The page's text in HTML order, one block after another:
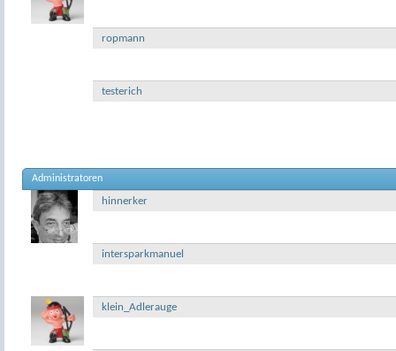
ropmann
testerich
Administratoren
hinnerker
intersparkmanuel
klein_Adlerauge